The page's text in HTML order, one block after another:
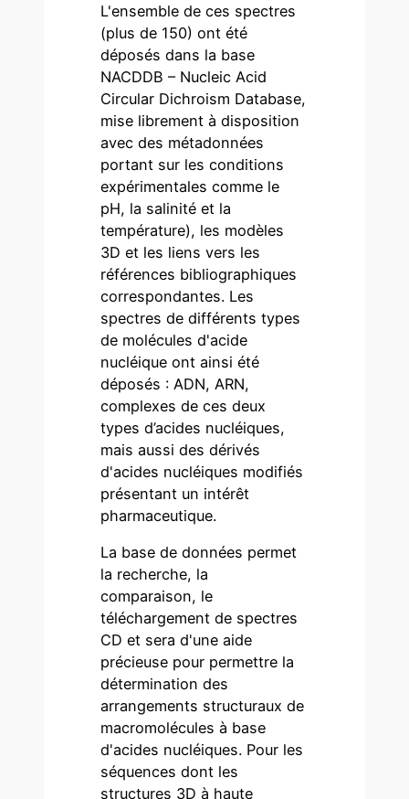
L'ensemble de ces spectres
(plus de 150) ont été
déposés dans la base
NACDDB – Nucleic Acid
Circular Dichroism Database,
mise librement à disposition
avec des métadonnées
portant sur les conditions
expérimentales comme le
pH, la salinité et la
température), les modèles
3D et les liens vers les
références bibliographiques
correspondantes. Les
spectres de différents types
de molécules d'acide
nucléique ont ainsi été
déposés : ADN, ARN,
complexes de ces deux
types d’acides nucléiques,
mais aussi des dérivés
d'acides nucléiques modifiés
présentant un intérêt
pharmaceutique.
La base de données permet
la recherche, la
comparaison, le
téléchargement de spectres
CD et sera d'une aide
précieuse pour permettre la
détermination des
arrangements structuraux de
macromolécules à base
d'acides nucléiques. Pour les
séquences dont les
structures 3D à haute